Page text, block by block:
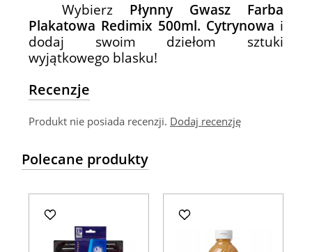
Wybierz Płynny Gwasz Farba
Plakatowa Redimix 500ml. Cytrynowa i
dodaj swoim dziełom sztuki
wyjątkowego blasku!
Recenzje
Produkt nie posiada recenzji. Dodaj recenzję
Polecane produkty